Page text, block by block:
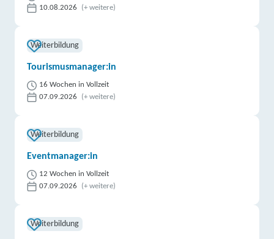
10.08.2026 (+ weitere)
Weiterbildung
Tourismusmanager:in
16 Wochen in Vollzeit
07.09.2026
(+ weitere)
Weiterbildung
Eventmanager:in
12 Wochen in Vollzeit
07.09.2026
(+ weitere)
Weiterbildung